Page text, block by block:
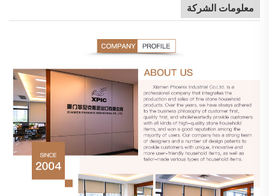
معلومات الشركة